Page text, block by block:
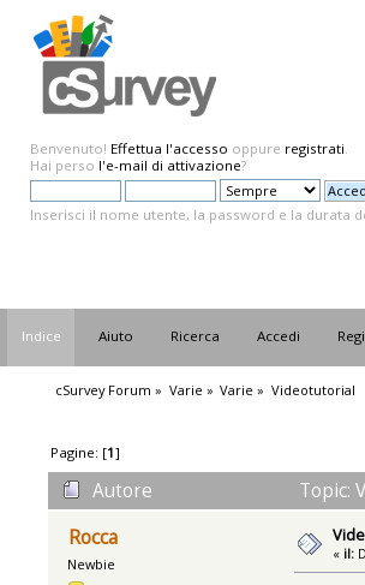
Benvenuto! Effettua l'accesso oppure registrati.
Hai perso l'e-mail di attivazione?
Inserisci il nome utente, la password e la durata
Indice Aiuto Ricerca Accedi
cSurvey Forum » Varie » Varie » Videotutorial
Pagine: [1]
Autore
Topic:
Rocca
Newbie
« il: